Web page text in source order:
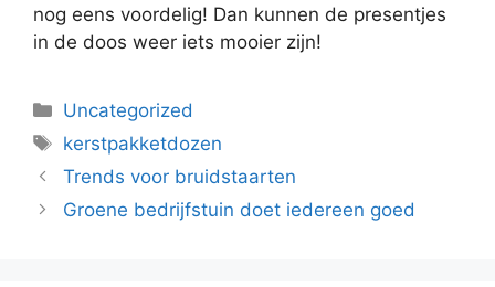
nog eens voordelig! Dan kunnen de presentjes
in de doos weer iets mooier zijn!
Categorieën
Uncategorized
Tags
kerstpakketdozen
Trends voor bruidstaarten
Groene bedrijfstuin doet iedereen goed